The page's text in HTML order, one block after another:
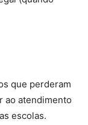
que perderam
ao atendimento
escolas.